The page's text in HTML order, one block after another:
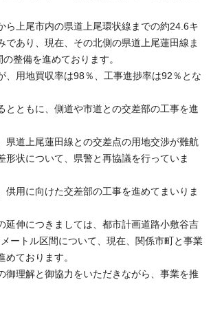
ら上尾市内の県道上尾環状線までの約24.6キ
であり、現在、その北側の県道上尾蓮田線ま
整備を進めております。
、用地買収率は98％、工事進捗率は92％とな
とともに、側道や市道との交差部の工事を進
県道上尾蓮田線との交差点の用地交渉が難航
形状について、県警と再協議を行っていま
供用に向けた交差部の工事を進めてまいりま
延伸につきましては、都市計画道路小敷谷吉
ートル区間について、現在、関係市町と事業
めております。
御理解と御協力をいただきながら、事業を推